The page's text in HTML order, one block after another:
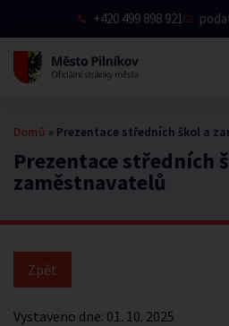
+420 499 898 921
Prezentace středních
zaměstnavatelů
Domů » Prezentace středních škol a
Vystaveno dne: 01. 10. 2025